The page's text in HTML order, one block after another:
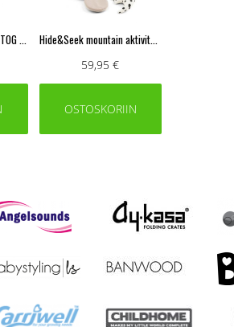
Luomupuuvilla unipussi TOG 2.5, Lalee Sand 70 cm | Done By Deer Hide&Seek mountain aktiviteettilelu Lalee Colour mix | DONE BY DEER
59,95 €
OSTOSKORIIN